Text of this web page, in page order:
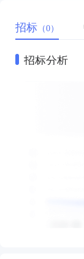
招标 （0）
招标分析